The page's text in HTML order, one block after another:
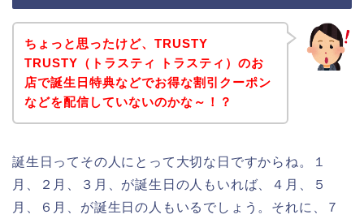
ちょっと思ったけど、TRUSTY
TRUSTY（トラスティ トラスティ）のお
店で誕生日特典などでお得な割引クーポン
などを配信していないのかな～！？
誕生日ってその人にとって大切な日ですからね。１
月、２月、３月、が誕生日の人もいれば、４月、５
月、６月、が誕生日の人もいるでしょう。それに、７